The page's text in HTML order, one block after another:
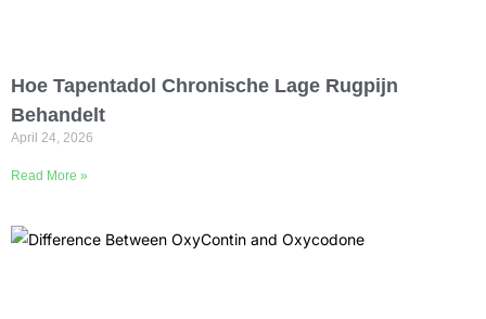
Hoe Tapentadol Chronische Lage Rugpijn
Behandelt
April 24, 2026
Read More »